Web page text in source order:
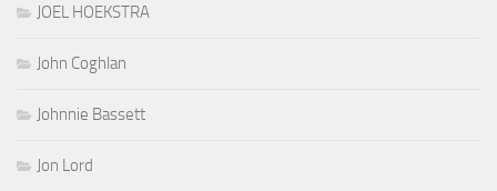
JOEL HOEKSTRA
John Coghlan
Johnnie Bassett
Jon Lord